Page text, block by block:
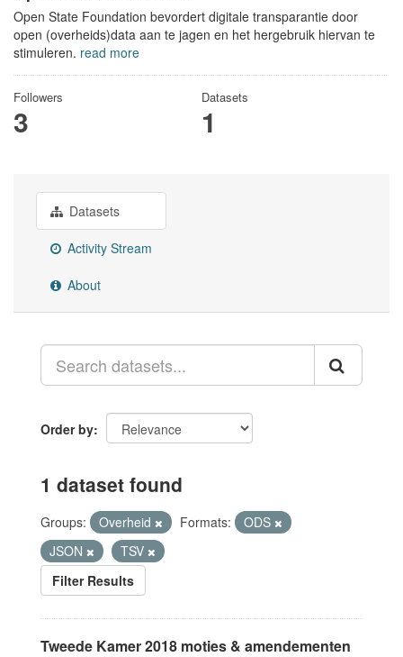
Open State Foundation bevordert digitale transparantie door
open (overheids)data aan te jagen en het hergebruik hiervan te
stimuleren. read more
Followers
3
Datasets
1
Datasets
Activity Stream
About
Order by
1 dataset found
Groups: Overheid Formats:
ODS
JSON
TSV
Filter Results
Tweede Kamer 2018 moties & amendementen